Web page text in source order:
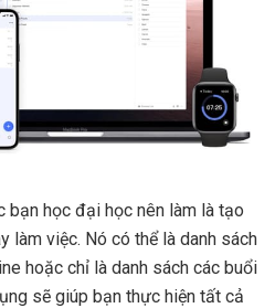
bạn học đại học nên làm là tạo
làm việc. Nó có thể là danh sách
hoặc chỉ là danh sách các buổi
sẽ giúp bạn thực hiện tất cả